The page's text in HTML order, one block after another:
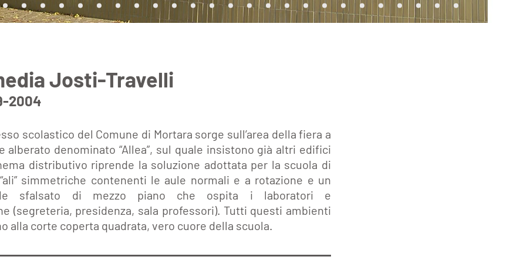
Josti-Travelli
2004
scolastico del Comune di Mortara sorge sull’area della fiera a
alberato denominato “Allea”, sul quale insistono già altri edifici
distributivo riprende la soluzione adottata per la scuola di
simmetriche contenenti le aule normali e a rotazione e un
sfalsato di mezzo piano che ospita i laboratori e
(segreteria, presidenza, sala professori). Tutti questi ambienti
alla corte coperta quadrata, vero cuore della scuola.